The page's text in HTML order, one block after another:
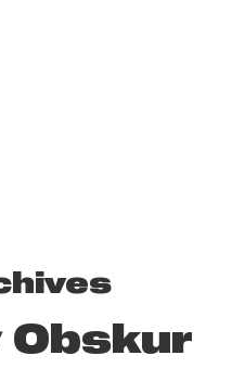
Obskur